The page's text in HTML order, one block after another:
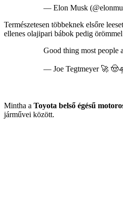
— Elon Musk
Természetesen többeknek elsőre
ellenes olajipari bábok pedig
Good thing most people
— Joe Tegtmeyer 🚀
Mintha a Toyota belső égésű
járművei között.